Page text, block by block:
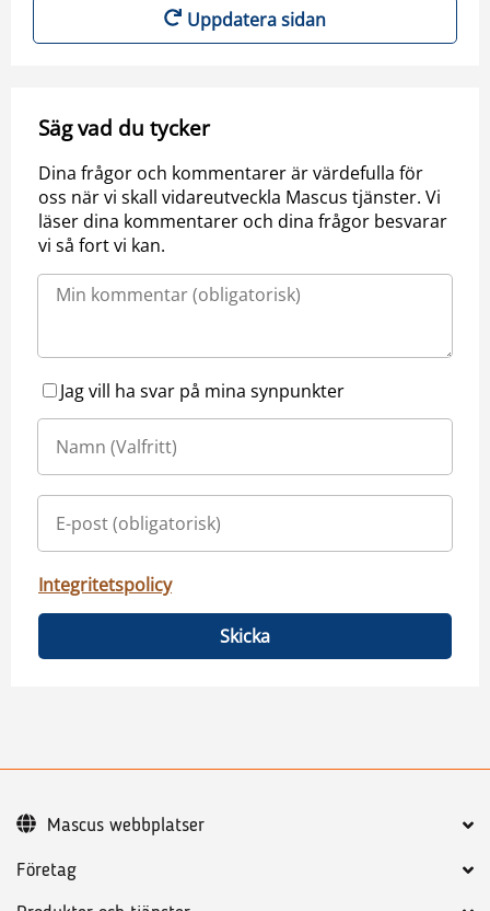
Uppdatera sidan
Säg vad du tycker
Dina frågor och kommentarer är värdefulla för
oss när vi skall vidareutveckla Mascus tjänster. Vi
läser dina kommentarer och dina frågor besvarar
vi så fort vi kan.
Jag vill ha svar på mina synpunkter
Integritetspolicy
Skicka
Företag
Mascus webbplatser